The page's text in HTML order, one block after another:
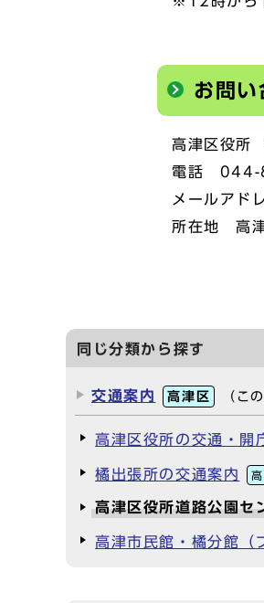
お問い
高津区役所
電話 044-
メールアド
所在地 高
同じ分類から探す
交通案内 高津区 （こ
高津区役所の交通・開
橘出張所の交通案内
高津区役所道路公園セ
高津市民館・橘分館（